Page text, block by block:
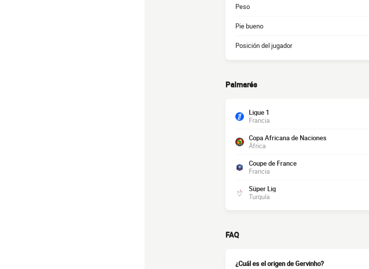
Peso
Pie bueno
Posición del jugador
Palmarés
Ligue 1
Francia
Copa Africana de Naciones
África
Coupe de France
Francia
Süper Lig
Turquía
FAQ
¿Cuál es el origen de Gervinho?